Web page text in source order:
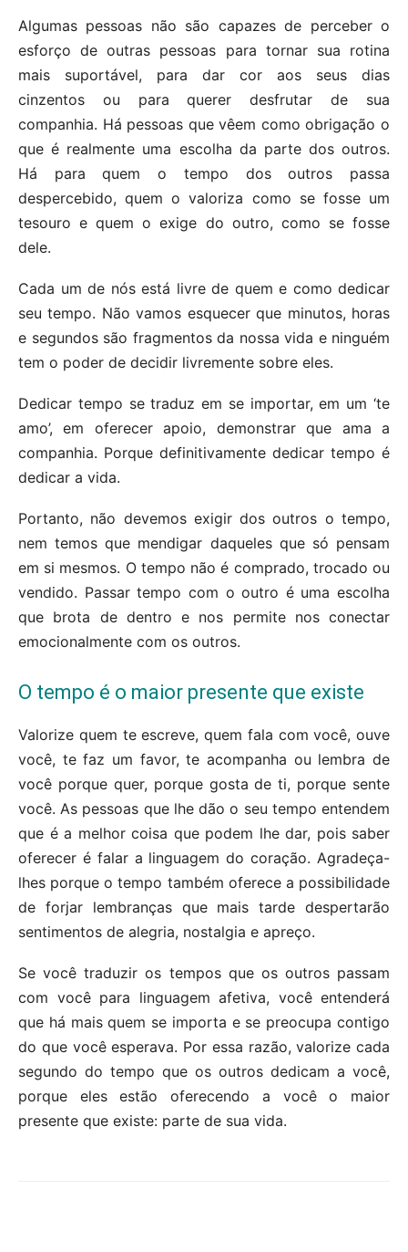
Algumas pessoas não são capazes de perceber o
esforço de outras pessoas para tornar sua rotina
mais suportável, para dar cor aos seus dias
cinzentos ou para querer desfrutar de sua
companhia. Há pessoas que vêem como obrigação o
que é realmente uma escolha da parte dos outros.
Há para quem o tempo dos outros passa
despercebido, quem o valoriza como se fosse um
tesouro e quem o exige do outro, como se fosse
dele.
Cada um de nós está livre de quem e como dedicar
seu tempo. Não vamos esquecer que minutos, horas
e segundos são fragmentos da nossa vida e ninguém
tem o poder de decidir livremente sobre eles.
Dedicar tempo se traduz em se importar, em um ‘te
amo’, em oferecer apoio, demonstrar que ama a
companhia. Porque definitivamente dedicar tempo é
dedicar a vida.
Portanto, não devemos exigir dos outros o tempo,
nem temos que mendigar daqueles que só pensam
em si mesmos. O tempo não é comprado, trocado ou
vendido. Passar tempo com o outro é uma escolha
que brota de dentro e nos permite nos conectar
emocionalmente com os outros.
O tempo é o maior presente que existe
Valorize quem te escreve, quem fala com você, ouve
você, te faz um favor, te acompanha ou lembra de
você porque quer, porque gosta de ti, porque sente
você. As pessoas que lhe dão o seu tempo entendem
que é a melhor coisa que podem lhe dar, pois saber
oferecer é falar a linguagem do coração. Agradeça-
lhes porque o tempo também oferece a possibilidade
de forjar lembranças que mais tarde despertarão
sentimentos de alegria, nostalgia e apreço.
Se você traduzir os tempos que os outros passam
com você para linguagem afetiva, você entenderá
que há mais quem se importa e se preocupa contigo
do que você esperava. Por essa razão, valorize cada
segundo do tempo que os outros dedicam a você,
porque eles estão oferecendo a você o maior
presente que existe: parte de sua vida.